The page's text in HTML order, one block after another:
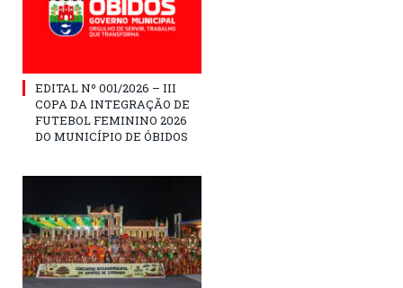
EDITAL Nº 001/2026 – III
COPA DA INTEGRAÇÃO DE
FUTEBOL FEMININO 2026
DO MUNICÍPIO DE ÓBIDOS